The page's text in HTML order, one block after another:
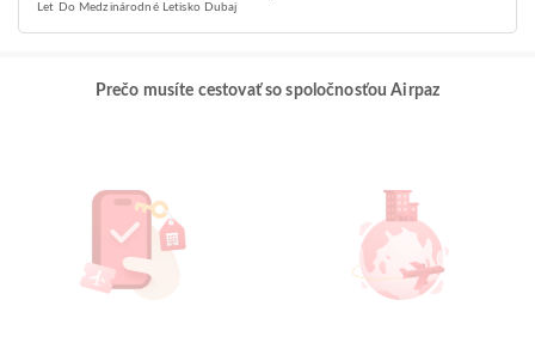
Let Do Medzinárodné Letisko Dubaj
Prečo musíte cestovať so spoločnosťou Airpaz